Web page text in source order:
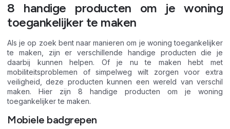
8 handige producten om je woning
toegankelijker te maken
Als je op zoek bent naar manieren om je woning toegankelijker
te maken, zijn er verschillende handige producten die je
daarbij kunnen helpen. Of je nu te maken hebt met
mobiliteitsproblemen of simpelweg wilt zorgen voor extra
veiligheid, deze producten kunnen een wereld van verschil
maken. Hier zijn 8 handige producten om je woning
toegankelijker te maken.
Mobiele badgrepen